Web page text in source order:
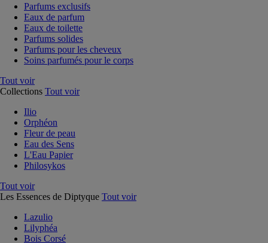
Parfums exclusifs
Eaux de parfum
Eaux de toilette
Parfums solides
Parfums pour les cheveux
Soins parfumés pour le corps
Tout voir
Collections Tout voir
Ilio
Orphéon
Fleur de peau
Eau des Sens
L'Eau Papier
Philosykos
Tout voir
Les Essences de Diptyque Tout voir
Lazulio
Lilyphéa
Bois Corsé